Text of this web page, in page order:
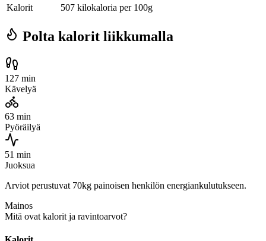
Kalorit
507 kilokaloria per 100g
Polta kalorit liikkumalla
127 min
Kävelyä
63 min
Pyöräilyä
51 min
Juoksua
Arviot perustuvat 70kg painoisen henkilön energiankulutukseen.
Mainos
Mitä ovat kalorit ja ravintoarvot?